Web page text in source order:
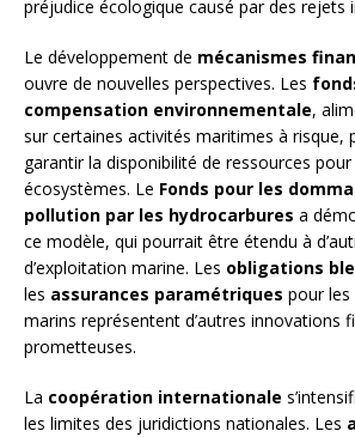
préjudice écologique causé par des rejets
Le développement de mécanismes
ouvre de nouvelles perspectives. Les
compensation environnementale,
sur certaines activités maritimes à risque,
garantir la disponibilité de ressources
écosystèmes. Le Fonds pour les
pollution par les hydrocarbures a
ce modèle, qui pourrait être étendu à
d’exploitation marine. Les obligations
les assurances paramétriques pour les
marins représentent d’autres innovations
prometteuses.
La coopération internationale
les limites des juridictions nationales. Les